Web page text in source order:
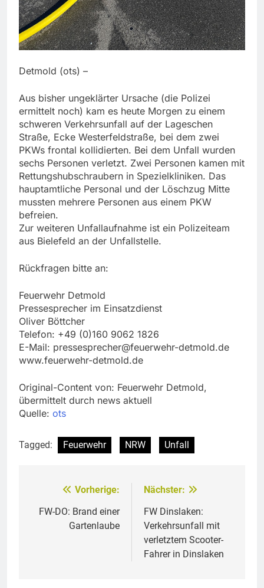
Detmold (ots) –
Aus bisher ungeklärter Ursache (die Polizei
ermittelt noch) kam es heute Morgen zu einem
schweren Verkehrsunfall auf der Lageschen
Straße, Ecke Westerfeldstraße, bei dem zwei
PKWs frontal kollidierten. Bei dem Unfall wurden
sechs Personen verletzt. Zwei Personen kamen mit
Rettungshubschraubern in Spezielkliniken. Das
hauptamtliche Personal und der Löschzug Mitte
mussten mehrere Personen aus einem PKW
befreien.
Zur weiteren Unfallaufnahme ist ein Polizeiteam
aus Bielefeld an der Unfallstelle.
Rückfragen bitte an:
Feuerwehr Detmold
Pressesprecher im Einsatzdienst
Oliver Böttcher
Telefon: +49 (0)160 9062 1826
E-Mail: pressesprecher@feuerwehr-detmold.de
www.feuerwehr-detmold.de
Original-Content von: Feuerwehr Detmold,
übermittelt durch news aktuell
Quelle: ots
Tagged: Feuerwehr NRW Unfall
Beitragsnavigation
Vorherige:
FW-DO: Brand einer
Gartenlaube
Nächster:
FW Dinslaken:
Verkehrsunfall mit
verletztem Scooter-
Fahrer in Dinslaken